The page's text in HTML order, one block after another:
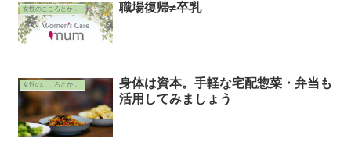
女性のこころとからだ 職場復帰≠卒乳
女性のこころとからだ
身体は資本。手軽な宅配惣菜・弁当も
活用してみましょう